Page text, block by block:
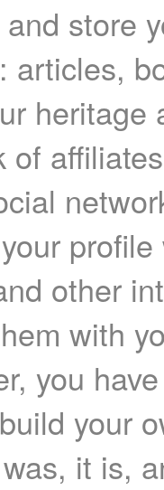
store
articles,
heritage
of
other
with
you
your
it is,